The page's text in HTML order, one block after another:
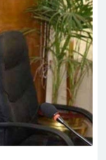
মাদকসহ
সঙ্গে ইরানের হরমুজ
ইনস্টিটিউট
আলোচনা সভা ও